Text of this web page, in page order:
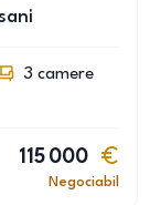
3 camere
115 000
Negociabil